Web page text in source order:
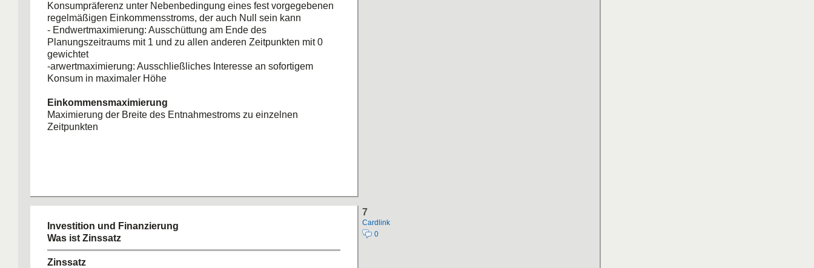
Konsumpräferenz unter Nebenbedingung eines fest vorgegebenen
regelmäßigen Einkommensstroms, der auch Null sein kann
- Endwertmaximierung: Ausschüttung am Ende des
Planungszeitraums mit 1 und zu allen anderen Zeitpunkten mit 0
gewichtet
-arwertmaximierung: Ausschließliches Interesse an sofortigem
Konsum in maximaler Höhe
Einkommensmaximierung
Maximierung der Breite des Entnahmestroms zu einzelnen
Zeitpunkten
7
Cardlink
0
Investition und Finanzierung
Was ist Zinssatz
Zinssatz